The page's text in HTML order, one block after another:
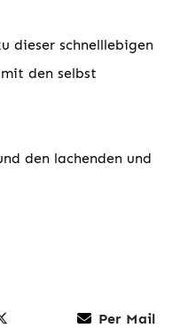
dieser schnelllebigen
den selbst
den lachenden und
Per Mail